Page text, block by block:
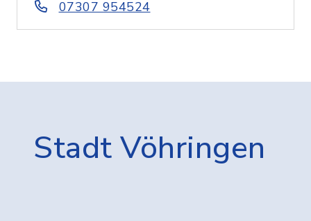
07307 954524
Stadt Vöhringen